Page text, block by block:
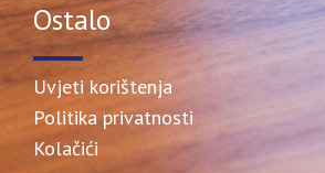
Ostalo
Uvjeti korištenja
Politika privatnosti
Kolačići